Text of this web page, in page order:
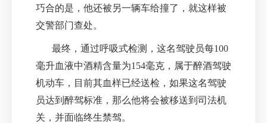
巧合的是，他还被另一辆车给撞了，就这样被
交警部门查处。
最终，通过呼吸式检测，这名驾驶员每100
毫升血液中酒精含量为154毫克，属于醉酒驾驶
机动车，目前其血样已经送检，如果这名驾驶
员达到醉驾标准，那么他将会被移送到司法机
关，并面临终生禁驾。